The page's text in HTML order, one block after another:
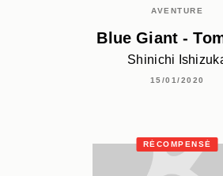
AVENTURE
Blue Giant -
Shinichi
15/01/2020
RÉCOMPENSÉ